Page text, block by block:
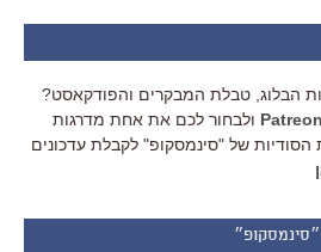
הבלוג, טבלת המבקרים והפודקאסט?
ולבחור לכם את אחת מדרגות
של "סינמסקופ" לקבלת עדכונים